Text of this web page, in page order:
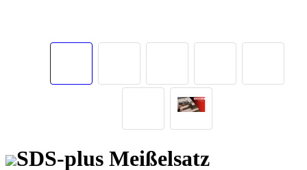
SDS-plus Meißelsatz